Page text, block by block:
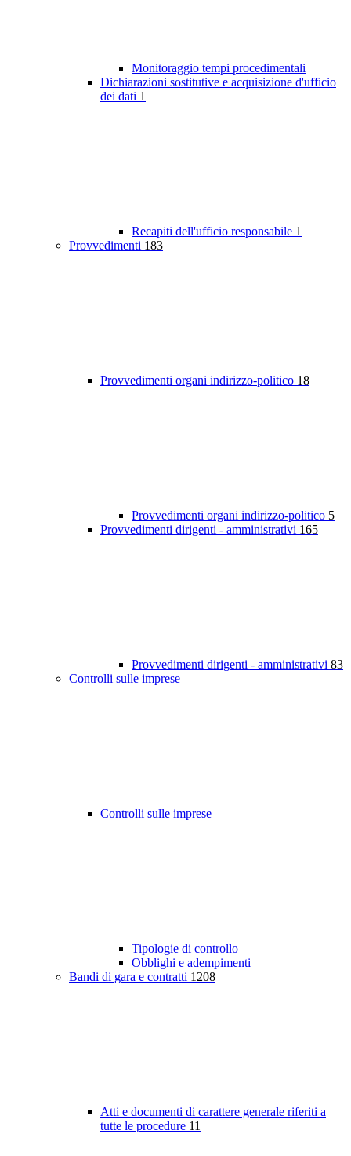
Monitoraggio tempi procedimentali
Dichiarazioni sostitutive e acquisizione d'ufficio
dei dati 1
Recapiti dell'ufficio responsabile 1
Provvedimenti 183
Provvedimenti organi indirizzo-politico 18
Provvedimenti organi indirizzo-politico 5
Provvedimenti dirigenti - amministrativi 165
Provvedimenti dirigenti - amministrativi 83
Controlli sulle imprese
Controlli sulle imprese
Tipologie di controllo
Obblighi e adempimenti
Bandi di gara e contratti 1208
Atti e documenti di carattere generale riferiti a
tutte le procedure 11